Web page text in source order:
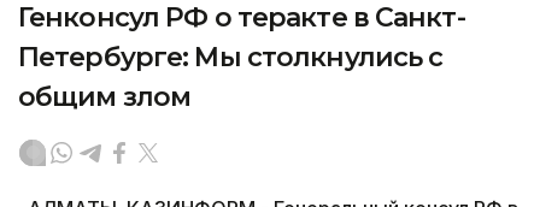
Генконсул РФ о теракте в Санкт-
Петербурге: Мы столкнулись с
общим злом